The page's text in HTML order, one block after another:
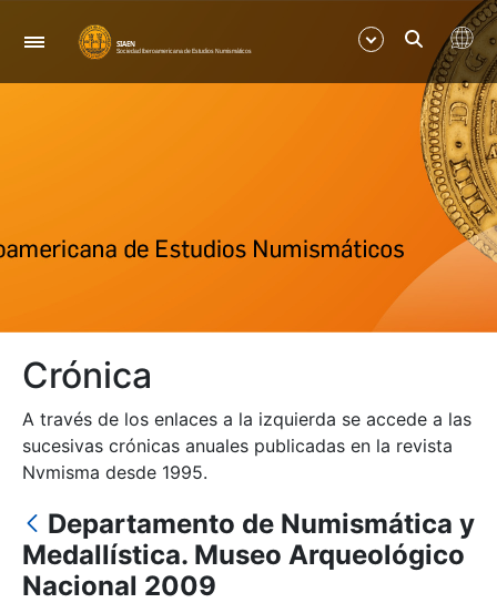
Navegación
Mostrar/Ocultar
Mostrar/Ocultar
Mostrar/Ocultar
Crónica
A través de los enlaces a la izquierda se accede a las
sucesivas crónicas anuales publicadas en la revista
Nvmisma desde 1995.
Departamento de Numismática y
Medallística. Museo Arqueológico
Nacional 2009